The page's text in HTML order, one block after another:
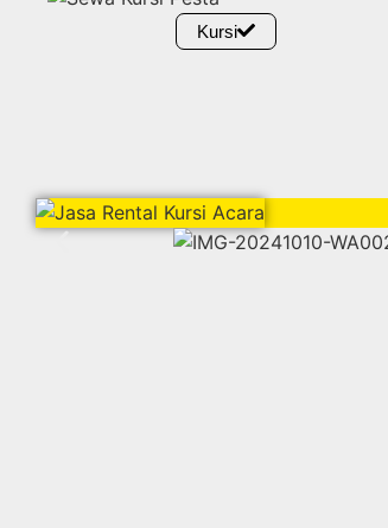
Kursi